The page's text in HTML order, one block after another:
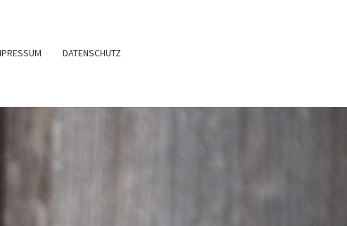
DATENSCHUTZ